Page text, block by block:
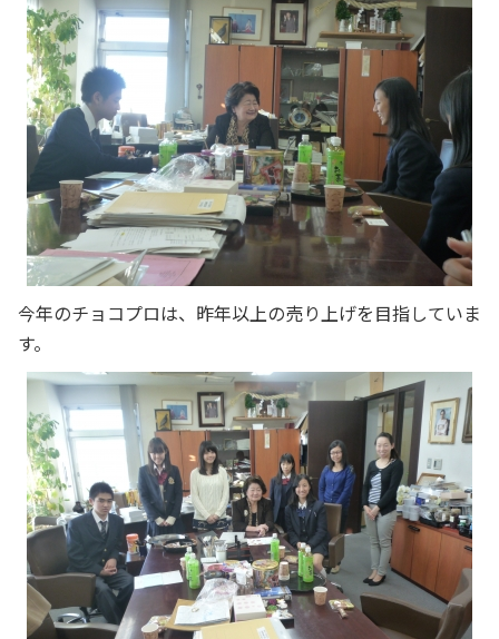
今年のチョコプロは、昨年以上の売り上げを目指していま
す。